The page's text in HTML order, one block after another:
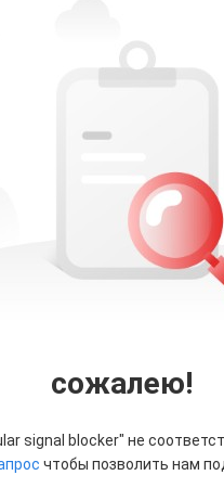
сожалею!
signal blocker" не
чтобы позволить нам